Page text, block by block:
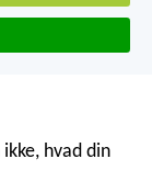
ikke, hvad din